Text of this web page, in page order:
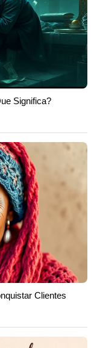
Significa?
Clientes